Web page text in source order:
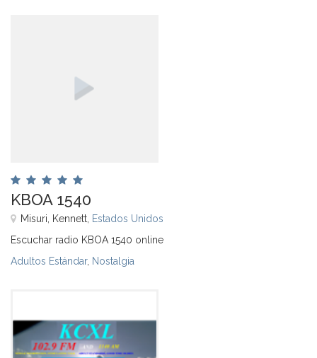
KBOA 1540
Misuri, Kennett, Estados Unidos
Escuchar radio KBOA 1540 online
Adultos Estándar, Nostalgia